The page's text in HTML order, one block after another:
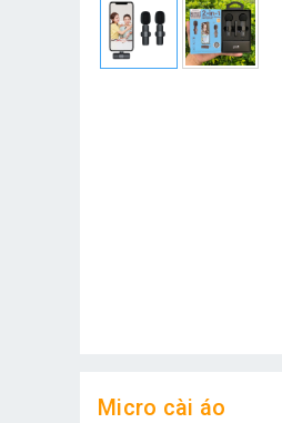
Micro cài áo